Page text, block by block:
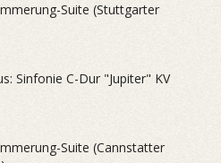
Suite (Stuttgarter
Sinfonie C-Dur "Jupiter" KV
Suite (Cannstatter